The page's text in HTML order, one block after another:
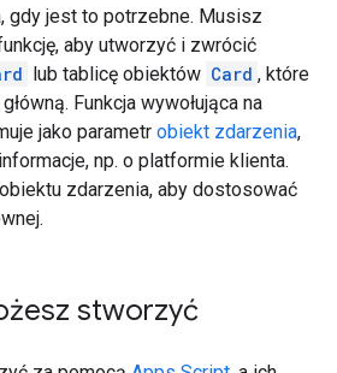
gdy jest to potrzebne. Musisz
aby utworzyć i zwrócić
lub tablicę obiektów Card , które
Funkcja wywołująca na
jako parametr obiekt zdarzenia,
np. o platformie klienta.
zdarzenia, aby dostosować
stworzyć